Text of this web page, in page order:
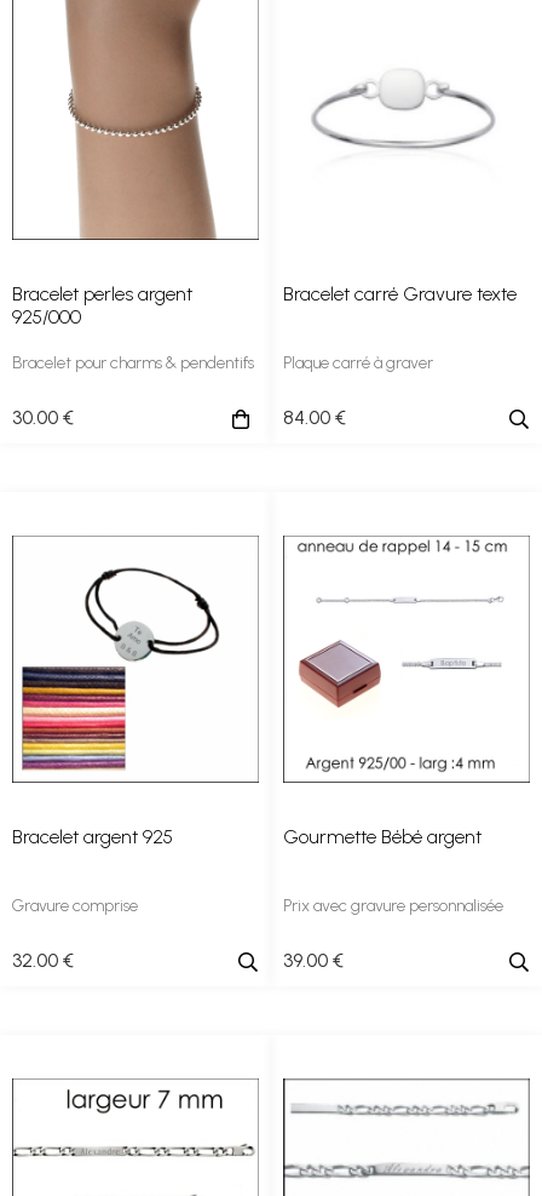
Bracelet perles argent
925/000
Bracelet pour charms & pendentifs
30.00 €
Bracelet carré Gravure texte
Plaque carré à graver
84.00 €
Bracelet argent 925
Gravure comprise
32.00 €
Gourmette Bébé argent
Prix avec gravure personnalisée
39.00 €